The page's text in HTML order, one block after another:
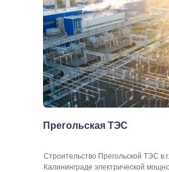
Прегольская ТЭС
Строительство Прегольской ТЭС в г.
Калининграде электрической